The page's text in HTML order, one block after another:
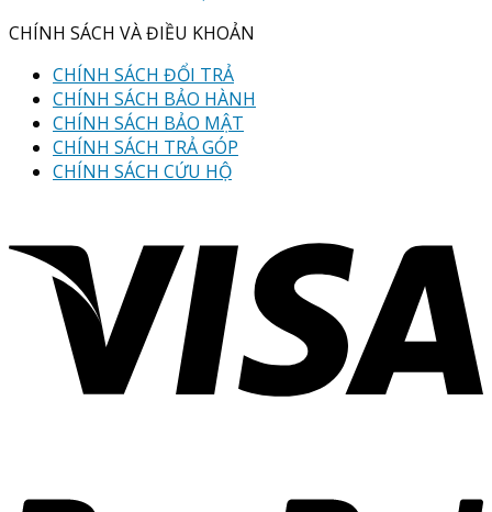
CHÍNH SÁCH VÀ ĐIỀU KHOẢN
CHÍNH SÁCH ĐỔI TRẢ
CHÍNH SÁCH BẢO HÀNH
CHÍNH SÁCH BẢO MẬT
CHÍNH SÁCH TRẢ GÓP
CHÍNH SÁCH CỨU HỘ